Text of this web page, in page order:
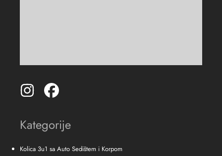
Kategorije
Kolica 3u1 sa Auto Sedištem i Korpom